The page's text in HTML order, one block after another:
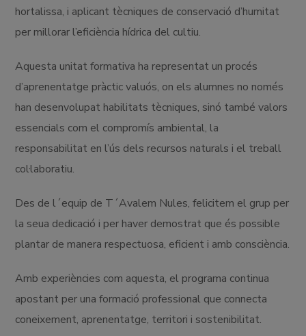
hortalissa, i aplicant tècniques de conservació d’humitat
per millorar l’eficiència hídrica del cultiu.
Aquesta unitat formativa ha representat un procés
d’aprenentatge pràctic valuós, on els alumnes no només
han desenvolupat habilitats tècniques, sinó també valors
essencials com el compromís ambiental, la
responsabilitat en l’ús dels recursos naturals i el treball
col·laboratiu.
Des de l´equip de T´Avalem Nules, felicitem el grup per
la seua dedicació i per haver demostrat que és possible
plantar de manera respectuosa, eficient i amb consciència.
Amb experiències com aquesta, el programa continua
apostant per una formació professional que connecta
coneixement, aprenentatge, territori i sostenibilitat.